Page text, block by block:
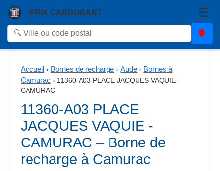
PRIX CARBURANT ☰
Accueil › Bornes de recharge ›Aude › Bornes à
Camurac › 11360-A03 PLACE JACQUES VAQUIE -
CAMURAC
11360-A03 PLACE
JACQUES VAQUIE -
CAMURAC – Borne de
recharge à Camurac